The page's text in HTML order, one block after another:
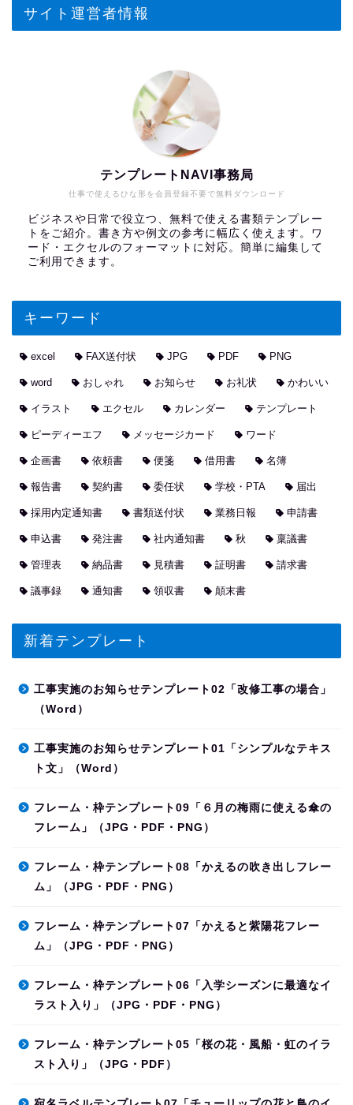
サイト運営者情報
仕事で使えるひな形を会員登録不要で無料ダウンロード
テンプレートNAVI事務局
ビジネスや日常で役立つ、無料で使える書類テンプレー
トをご紹介。書き方や例文の参考に幅広く使えます。ワ
ード・エクセルのフォーマットに対応。簡単に編集して
ご利用できます。
キーワード
excel FAX送付状 JPG PDF PNG
word おしゃれ お知らせ お礼状 かわいい
イラスト エクセル カレンダー テンプレート
ピーディーエフ メッセージカード ワード
企画書 依頼書 便箋 借用書 名簿
報告書 契約書 委任状 学校・PTA 届出
採用内定通知書 書類送付状 業務日報 申請書
申込書 発注書 社内通知書 秋 稟議書
管理表 納品書 見積書 証明書 請求書
議事録 通知書 領収書 顛末書
新着テンプレート
工事実施のお知らせテンプレート02「改修工事の場合」
（Word）
工事実施のお知らせテンプレート01「シンプルなテキス
ト文」（Word）
フレーム・枠テンプレート09「６月の梅雨に使える傘の
フレーム」（JPG・PDF・PNG）
フレーム・枠テンプレート08「かえるの吹き出しフレー
ム」（JPG・PDF・PNG）
フレーム・枠テンプレート07「かえると紫陽花フレー
ム」（JPG・PDF・PNG）
フレーム・枠テンプレート06「入学シーズンに最適なイ
ラスト入り」（JPG・PDF・PNG）
フレーム・枠テンプレート05「桜の花・風船・虹のイラ
スト入り」（JPG・PDF）